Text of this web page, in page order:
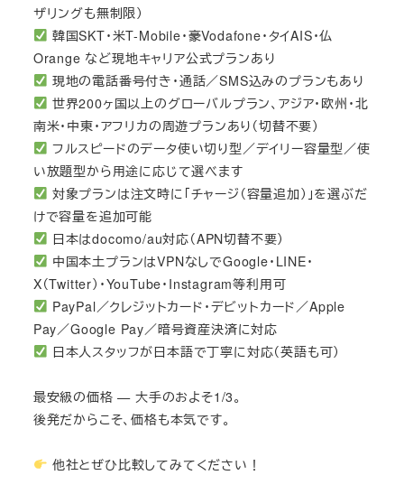
ザリングも無制限）
韓国SKT・米T-Mobile・豪Vodafone・タイAIS・仏
Orange など現地キャリア公式プランあり
現地の電話番号付き・通話／SMS込みのプランもあり
世界200ヶ国以上のグローバルプラン、アジア・欧州・北
南米・中東・アフリカの周遊プランあり（切替不要）
フルスピードのデータ使い切り型／デイリー容量型／使
い放題型から用途に応じて選べます
対象プランは注文時に「チャージ（容量追加）」を選ぶだ
けで容量を追加可能
日本はdocomo/au対応（APN切替不要）
中国本土プランはVPNなしでGoogle・LINE・
X（Twitter）・YouTube・Instagram等利用可
PayPal／クレジットカード・デビットカード／Apple
Pay／Google Pay／暗号資産決済に対応
日本人スタッフが日本語で丁寧に対応（英語も可）
最安級の価格 — 大手のおよそ1/3。
後発だからこそ、価格も本気です。
他社とぜひ比較してみてください！